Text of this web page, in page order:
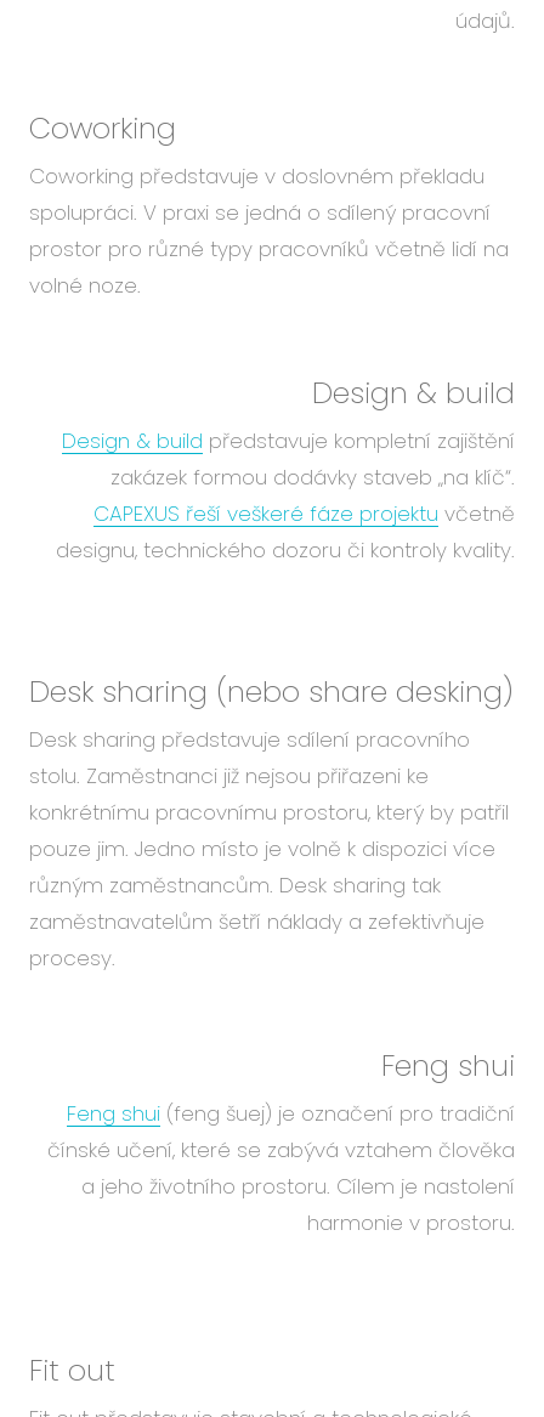
údajů.
Coworking
Coworking představuje v doslovném překladu
spolupráci. V praxi se jedná o sdílený pracovní
prostor pro různé typy pracovníků včetně lidí na
volné noze.
Design & build
Design & build představuje kompletní zajištění
zakázek formou dodávky staveb „na klíč“.
CAPEXUS řeší veškeré fáze projektu včetně
designu, technického dozoru či kontroly kvality.
Desk sharing (nebo share desking)
Desk sharing představuje sdílení pracovního
stolu. Zaměstnanci již nejsou přiřazeni ke
konkrétnímu pracovnímu prostoru, který by patřil
pouze jim. Jedno místo je volně k dispozici více
různým zaměstnancům. Desk sharing tak
zaměstnavatelům šetří náklady a zefektivňuje
procesy.
Feng shui
Feng shui (feng šuej) je označení pro tradiční
čínské učení, které se zabývá vztahem člověka
a jeho životního prostoru. Cílem je nastolení
harmonie v prostoru.
Fit out